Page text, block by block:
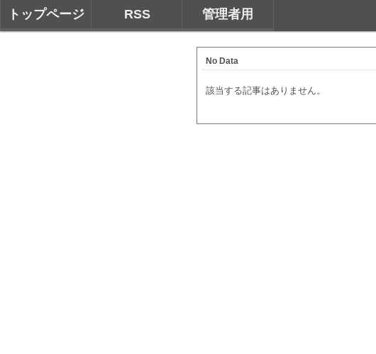
トップページ RSS 管理者用
No Data
該当する記事はありません。